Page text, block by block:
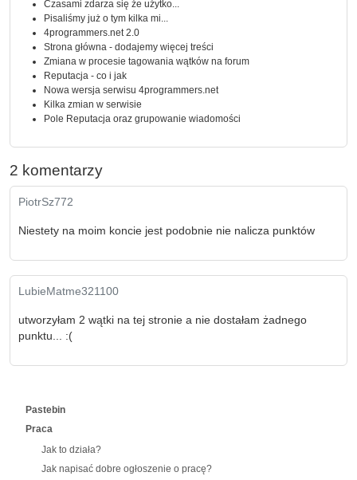
Czasami zdarza się że użytko...
Pisaliśmy już o tym kilka mi...
4programmers.net 2.0
Strona główna - dodajemy więcej treści
Zmiana w procesie tagowania wątków na forum
Reputacja - co i jak
Nowa wersja serwisu 4programmers.net
Kilka zmian w serwisie
Pole Reputacja oraz grupowanie wiadomości
2 komentarzy
PiotrSz772
Niestety na moim koncie jest podobnie nie nalicza punktów
LubieMatme321100
utworzyłam 2 wątki na tej stronie a nie dostałam żadnego
punktu... :(
Pastebin
Praca
Jak to działa?
Jak napisać dobre ogłoszenie o pracę?